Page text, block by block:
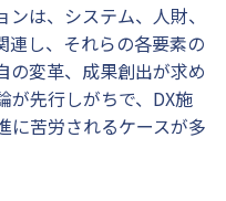
は、システム、人財、
連し、それらの各要素の
の変革、成果創出が求め
が先行しがちで、DX施
に苦労されるケースが多